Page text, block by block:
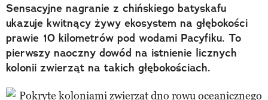
Sensacyjne nagranie z chińskiego batyskafu
ukazuje kwitnący żywy ekosystem na głębokości
prawie 10 kilometrów pod wodami Pacyfiku. To
pierwszy naoczny dowód na istnienie licznych
kolonii zwierząt na takich głębokościach.